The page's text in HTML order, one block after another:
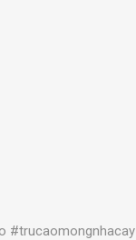
#trucaomongnhacay